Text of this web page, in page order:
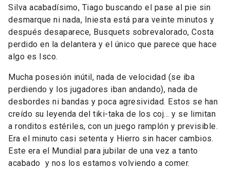
Silva acabadísimo, Tiago buscando el pase al pie sin
desmarque ni nada, Iniesta está para veinte minutos y
después desaparece, Busquets sobrevalorado, Costa
perdido en la delantera y el único que parece que hace
algo es Isco.
Mucha posesión inútil, nada de velocidad (se iba
perdiendo y los jugadores iban andando), nada de
desbordes ni bandas y poca agresividad. Estos se han
creído su leyenda del tiki-taka de los coj… y se limitan
a ronditos estériles, con un juego ramplón y previsible.
Era el minuto casi setenta y Hierro sin hacer cambios.
Este era el Mundial para jubilar de una vez a tanto
acabado y nos los estamos volviendo a comer.